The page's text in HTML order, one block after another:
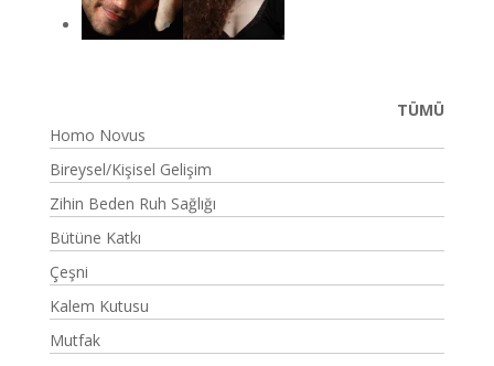
TÜMÜ
Homo Novus
Bireysel/Kişisel Gelişim
Zihin Beden Ruh Sağlığı
Bütüne Katkı
Çeşni
Kalem Kutusu
Mutfak